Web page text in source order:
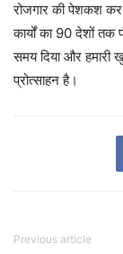
रोजगार की पेशकश
कार्यों का 90 देशों तक
समय दिया और हमारी
प्रोत्साहन है।
Previous article